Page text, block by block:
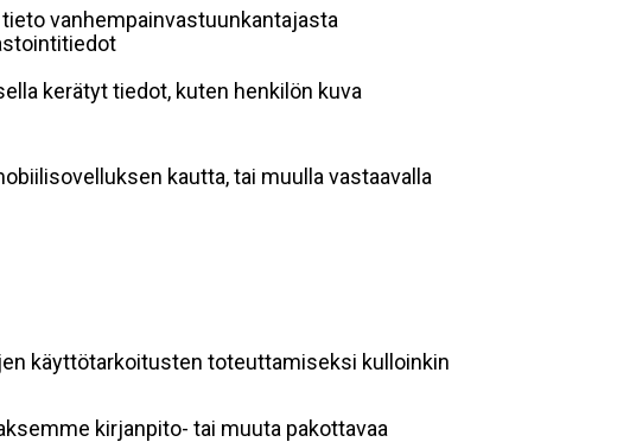
vanhempainvastuunkantajasta
kerätyt tiedot, kuten henkilön kuva
kautta, tai muulla vastaavalla
käyttötarkoitusten toteuttamiseksi kulloinkin
kirjanpito- tai muuta pakottavaa